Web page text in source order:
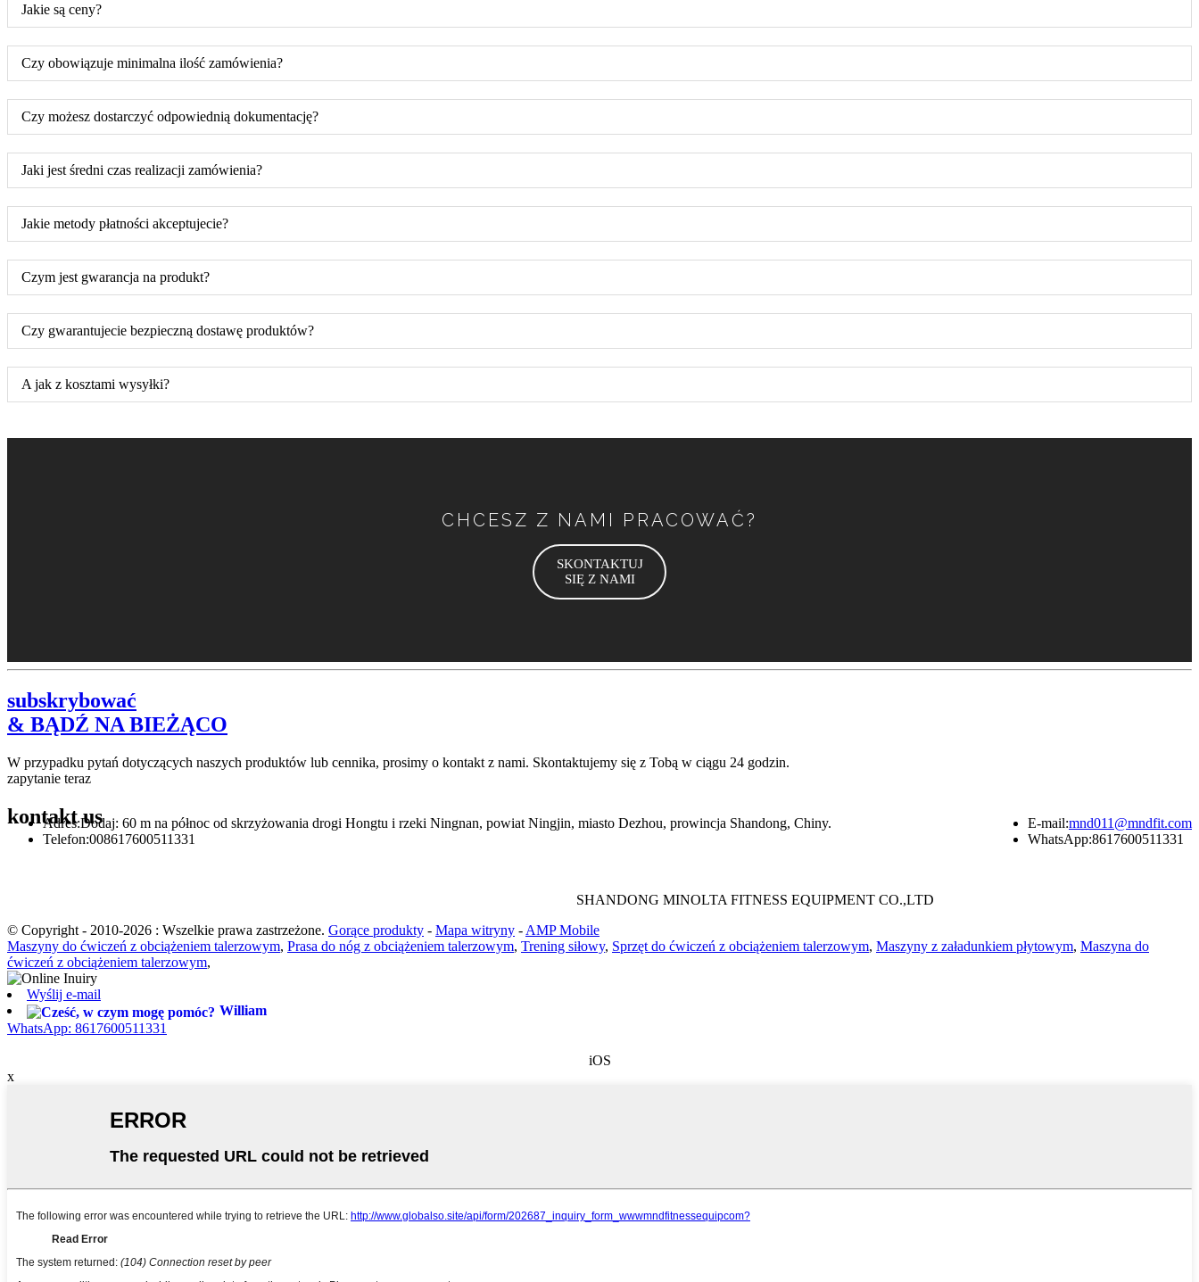
Jakie są ceny?
Czy obowiązuje minimalna ilość zamówienia?
Czy możesz dostarczyć odpowiednią dokumentację?
Jaki jest średni czas realizacji zamówienia?
Jakie metody płatności akceptujecie?
Czym jest gwarancja na produkt?
Czy gwarantujecie bezpieczną dostawę produktów?
A jak z kosztami wysyłki?
CHCESZ Z NAMI PRACOWAĆ?
SKONTAKTUJ
SIĘ Z NAMI
subskrybować
& BĄDŹ NA BIEŻĄCO
W przypadku pytań dotyczących naszych produktów lub cennika, prosimy o kontakt z nami. Skontaktujemy się z Tobą w ciągu 24 godzin.
zapytanie teraz
kontaktus
Adres:Dodaj: 60 m na północ od skrzyżowania drogi Hongtu i rzeki Ningnan, powiat Ningjin, miasto Dezhou, prowincja Shandong, Chiny.
Telefon:008617600511331
E-mail:mnd011@mndfit.com
WhatsApp:8617600511331
SHANDONG MINOLTA FITNESS EQUIPMENT CO.,LTD
© Copyright - 2010-2026 : Wszelkie prawa zastrzeżone. Gorące produkty - Mapa witryny -AMP Mobile
Maszyny do ćwiczeń z obciążeniem talerzowym, Prasa do nóg z obciążeniem talerzowym, Trening siłowy, Sprzęt do ćwiczeń z obciążeniem talerzowym, Maszyny z załadunkiem płytowym, Maszyna do
ćwiczeń z obciążeniem talerzowym,
Wyślij e-mail
William
WhatsApp: 8617600511331
iOS
x